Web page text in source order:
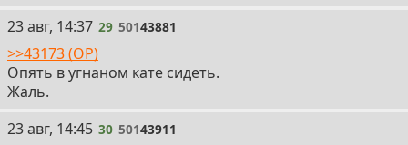
29
23 авг, 14:37 29 50143881
>>43173 (OP)
Опять в угнаном кате сидеть.
Жаль.
30
23 авг, 14:45 30 50143911